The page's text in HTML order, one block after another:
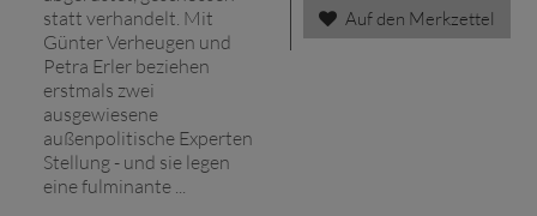
statt verhandelt. Mit
Günter Verheugen und
Petra Erler beziehen
erstmals zwei
ausgewiesene
außenpolitische Experten
Stellung - und sie legen
eine fulminante ...
Auf den Merkzettel